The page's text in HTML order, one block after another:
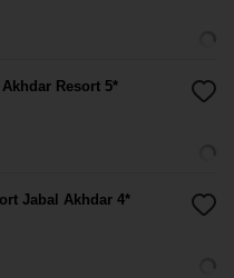
Resort 5*
Jabal Akhdar 4*